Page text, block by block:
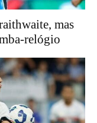
mas
relógio